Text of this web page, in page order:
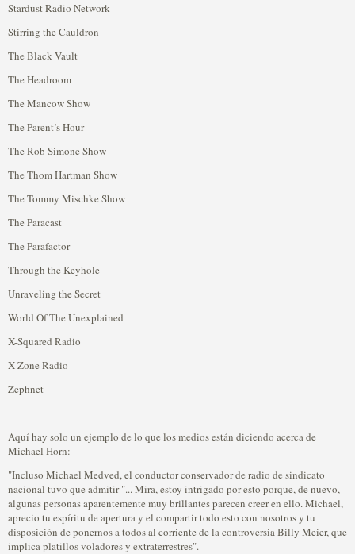
Stardust Radio Network
Stirring the Cauldron
The Black Vault
The Headroom
The Mancow Show
The Parent’s Hour
The Rob Simone Show
The Thom Hartman Show
The Tommy Mischke Show
The Paracast
The Parafactor
Through the Keyhole
Unraveling the Secret
World Of The Unexplained
X-Squared Radio
X Zone Radio
Zephnet
Aquí hay solo un ejemplo de lo que los medios están diciendo acerca de
Michael Horn:
"Incluso Michael Medved, el conductor conservador de radio de sindicato
nacional tuvo que admitir "... Mira, estoy intrigado por esto porque, de nuevo,
algunas personas aparentemente muy brillantes parecen creer en ello. Michael,
aprecio tu espíritu de apertura y el compartir todo esto con nosotros y tu
disposición de ponernos a todos al corriente de la controversia Billy Meier, que
implica platillos voladores y extraterrestres".